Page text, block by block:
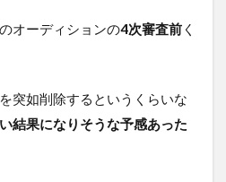
オーディションの4次審査前 く
突如削除するというくらいな
結果になりそうな予感あった